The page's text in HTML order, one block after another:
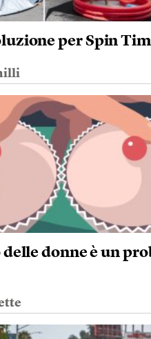
per Spin
donne è un